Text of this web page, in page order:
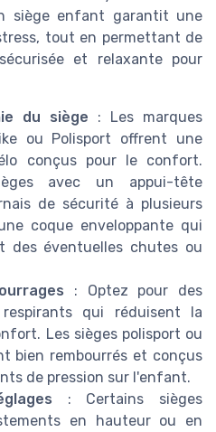
siège enfant garantit une
tout en permettant de
et relaxante pour
du siège : Les marques
ou Polisport offrent une
conçus pour le confort.
avec un appui-tête
de sécurité à plusieurs
coque enveloppante qui
des éventuelles chutes ou
: Optez pour des
qui réduisent la
Les sièges polisport ou
bien rembourrés et conçus
de pression sur l'enfant.
: Certains sièges
en hauteur ou en